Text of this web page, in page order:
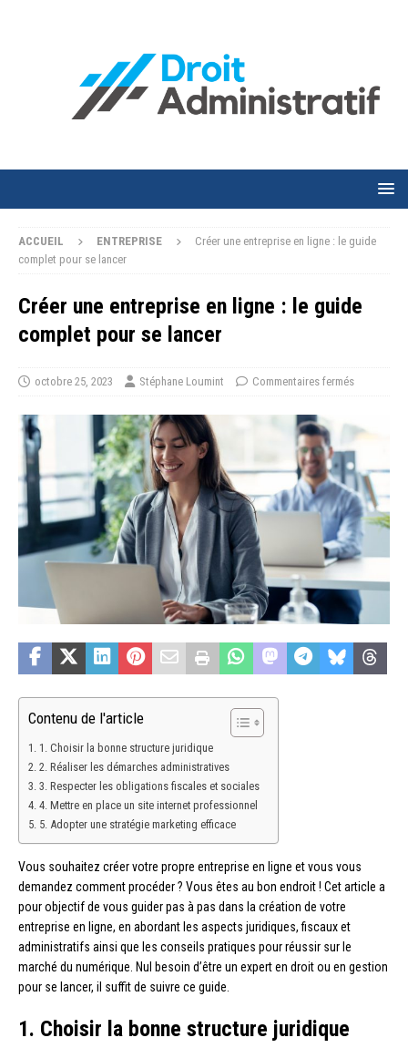
ACCUEIL ENTREPRISE
Créer une entreprise en ligne : le guide
complet pour se lancer
Créer une entreprise en ligne : le guide
complet pour se lancer
octobre 25, 2023 Stéphane Loumint Commentaires fermés
Contenu de l'article
1. Choisir la bonne structure juridique
2. Réaliser les démarches administratives
3. Respecter les obligations fiscales et sociales
4. Mettre en place un site internet professionnel
5. Adopter une stratégie marketing efficace
Vous souhaitez créer votre propre entreprise en ligne et vous vous
demandez comment procéder ? Vous êtes au bon endroit ! Cet article a
pour objectif de vous guider pas à pas dans la création de votre
entreprise en ligne, en abordant les aspects juridiques, fiscaux et
administratifs ainsi que les conseils pratiques pour réussir sur le
marché du numérique. Nul besoin d’être un expert en droit ou en gestion
pour se lancer, il suffit de suivre ce guide.
1. Choisir la bonne structure juridique